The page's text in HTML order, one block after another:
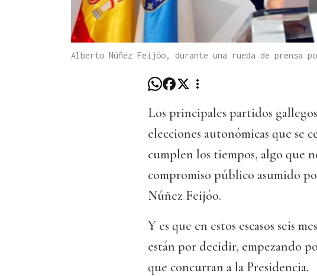
Alberto Núñez Feijóo, durante una rueda de prensa
Los principales partidos
elecciones autonómicas que se
cumplen los tiempos, algo que
compromiso público asumido
Núñez Feijóo.
Y es que en estos escasos seis
están por decidir, empezando
que concurran a la Presidencia.